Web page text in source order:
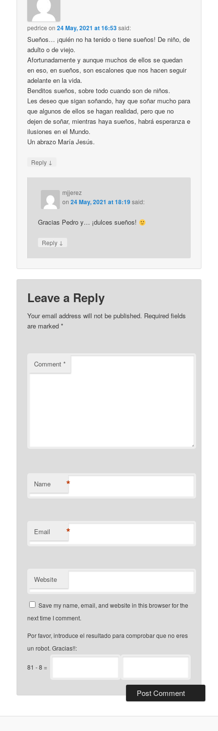
pedrice on24 May, 2021 at 16:53said:
Sueños… ¡quién no ha tenido o tiene sueños! De niño, de
adulto o de viejo.
Afortunadamente y aunque muchos de ellos se quedan
en eso, en sueños, son escalones que nos hacen seguir
adelante en la vida.
Benditos sueños, sobre todo cuando son de niños.
Les deseo que sigan soñando, hay que soñar mucho para
que algunos de ellos se hagan realidad, pero que no
dejen de soñar, mientras haya sueños, habrá esperanza e
ilusiones en el Mundo.
Un abrazo María Jesús.
Reply ↓
mjjerez
on24 May, 2021 at 18:19said:
Gracias Pedro y… ¡dulces sueños!
Reply ↓
Leave a Reply
Your email address will not be published. Required fields
are marked*
Comment*
Name *
Email *
Website
Save my name, email, and website in this browser for the
next time I comment.
Por favor, introduce el resultado para comprobar que no eres
un robot. Gracias!!:
81 -8 =